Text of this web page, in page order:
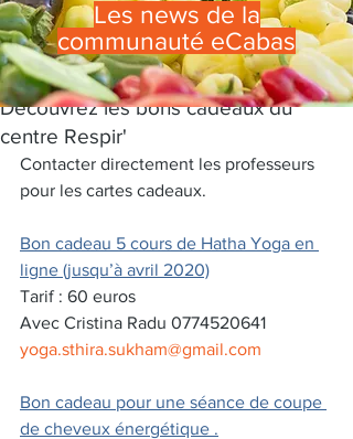
Découvrez les bons cadeaux du
centre Respir'
15 déc. 2020
Contacter directement les professeurs
pour les cartes cadeaux.
Bon cadeau 5 cours de Hatha Yoga en
ligne (jusqu’à avril 2020)
Tarif : 60 euros
Avec Cristina Radu 0774520641
yoga.sthira.sukham@gmail.com
Bon cadeau pour une séance de coupe
de cheveux énergétique .
Les news de la
communauté eCabas